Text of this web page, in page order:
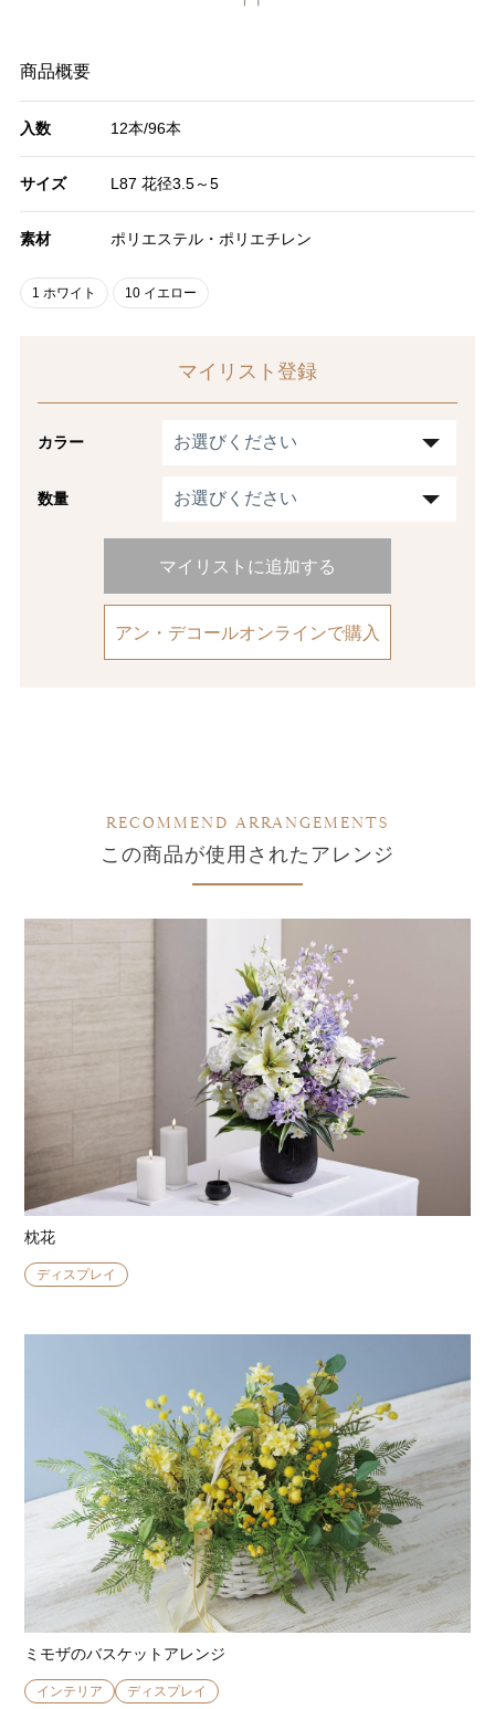
商品概要
入数 12本/96本
サイズ L87 花径3.5～5
素材 ポリエステル・ポリエチレン
1 ホワイト 10 イエロー
マイリスト登録
カラー
数量
マイリストに追加する
アン・デコールオンラインで購入
RECOMMEND ARRANGEMENTS
この商品が使用されたアレンジ
枕花
ディスプレイ
ミモザのバスケットアレンジ
インテリア ディスプレイ